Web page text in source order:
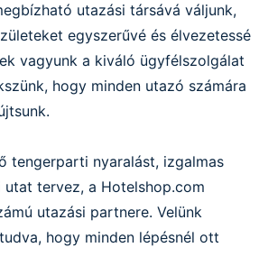
utazási társává váljunk,
egyszerűvé és élvezetessé
vagyunk a kiváló ügyfélszolgálat
hogy minden utazó számára
tengerparti nyaralást, izgalmas
tervez, a Hotelshop.com
utazási partnere. Velünk
hogy minden lépésnél ott